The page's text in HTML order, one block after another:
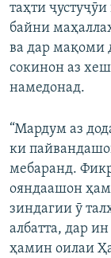
таҳти
байни
ва дар мақоми
сокинон аз
намедонад.
“Мардум аз
ки
мебаранд.
ояндаашон
зиндагии ӯ
албатта, дар
ҳамин оилаи